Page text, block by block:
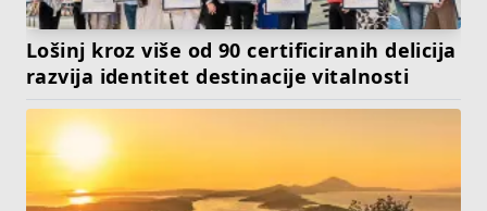
Lošinj kroz više od 90 certificiranih delicija
razvija identitet destinacije vitalnosti